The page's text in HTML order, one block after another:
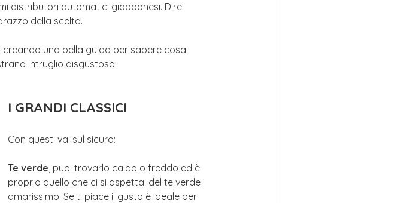
distributori automatici giapponesi. Direi
della scelta.
una bella guida per sapere cosa
intruglio disgustoso.
I GRANDI CLASSICI
Con questi vai sul sicuro:
Te verde, puoi trovarlo caldo o freddo ed è
proprio quello che ci si aspetta: del te verde
amarissimo. Se ti piace il gusto è ideale per